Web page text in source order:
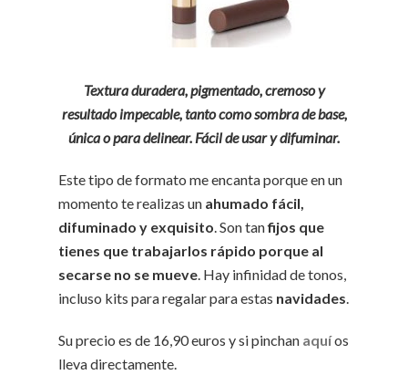
Textura duradera, pigmentado, cremoso y
resultado impecable, tanto como sombra de base,
única o para delinear. Fácil de usar y difuminar.
Este tipo de formato me encanta porque en un
momento te realizas un ahumado fácil,
difuminado y exquisito. Son tanfijos que
tienes que trabajarlos rápido porque al
secarse no se mueve. Hay infinidad de tonos,
incluso kits para regalar para estas navidades.
Su precio es de 16,90 euros y si pinchan aquíos
lleva directamente.